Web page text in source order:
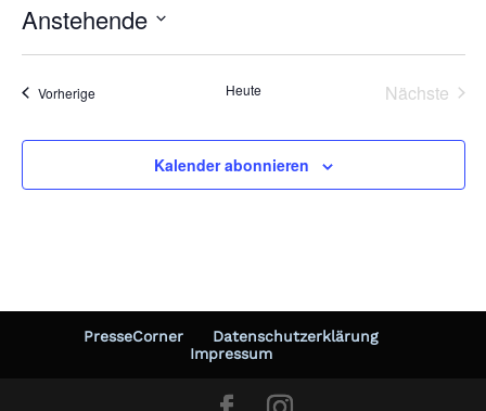
Anstehende
wählen.
VorherigeVeranstaltungen Heute
Nächste
Kalender abonnieren
PresseCorner
Datenschutzerklärung
Impressum